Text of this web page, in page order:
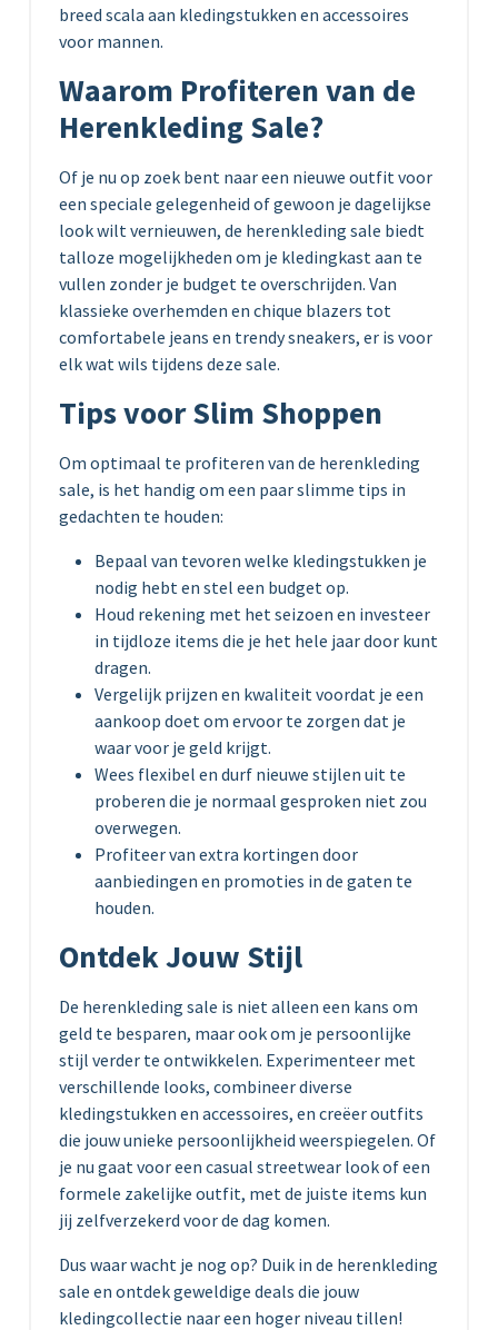
breed scala aan kledingstukken en accessoires
voor mannen.
Waarom Profiteren van de
Herenkleding Sale?
Of je nu op zoek bent naar een nieuwe outfit voor
een speciale gelegenheid of gewoon je dagelijkse
look wilt vernieuwen, de herenkleding sale biedt
talloze mogelijkheden om je kledingkast aan te
vullen zonder je budget te overschrijden. Van
klassieke overhemden en chique blazers tot
comfortabele jeans en trendy sneakers, er is voor
elk wat wils tijdens deze sale.
Tips voor Slim Shoppen
Om optimaal te profiteren van de herenkleding
sale, is het handig om een paar slimme tips in
gedachten te houden:
Bepaal van tevoren welke kledingstukken je
nodig hebt en stel een budget op.
Houd rekening met het seizoen en investeer
in tijdloze items die je het hele jaar door kunt
dragen.
Vergelijk prijzen en kwaliteit voordat je een
aankoop doet om ervoor te zorgen dat je
waar voor je geld krijgt.
Wees flexibel en durf nieuwe stijlen uit te
proberen die je normaal gesproken niet zou
overwegen.
Profiteer van extra kortingen door
aanbiedingen en promoties in de gaten te
houden.
Ontdek Jouw Stijl
De herenkleding sale is niet alleen een kans om
geld te besparen, maar ook om je persoonlijke
stijl verder te ontwikkelen. Experimenteer met
verschillende looks, combineer diverse
kledingstukken en accessoires, en creëer outfits
die jouw unieke persoonlijkheid weerspiegelen. Of
je nu gaat voor een casual streetwear look of een
formele zakelijke outfit, met de juiste items kun
jij zelfverzekerd voor de dag komen.
Dus waar wacht je nog op? Duik in de herenkleding
sale en ontdek geweldige deals die jouw
kledingcollectie naar een hoger niveau tillen!